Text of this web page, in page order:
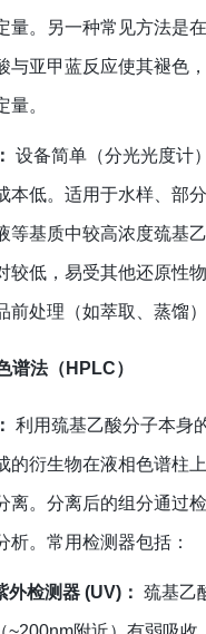
量。另一种常见方法是
与亚甲蓝反应使其褪色
量。
设备简单（分光光度计
本低。适用于水样、部
等基质中较高浓度巯基
较低，易受其他还原性
前处理（如萃取、蒸馏）
谱法（HPLC）
利用巯基乙酸分子本身
的衍生物在液相色谱柱
离。分离后的组分通过
析。常用检测器包括：
外检测器 (UV)： 巯基乙